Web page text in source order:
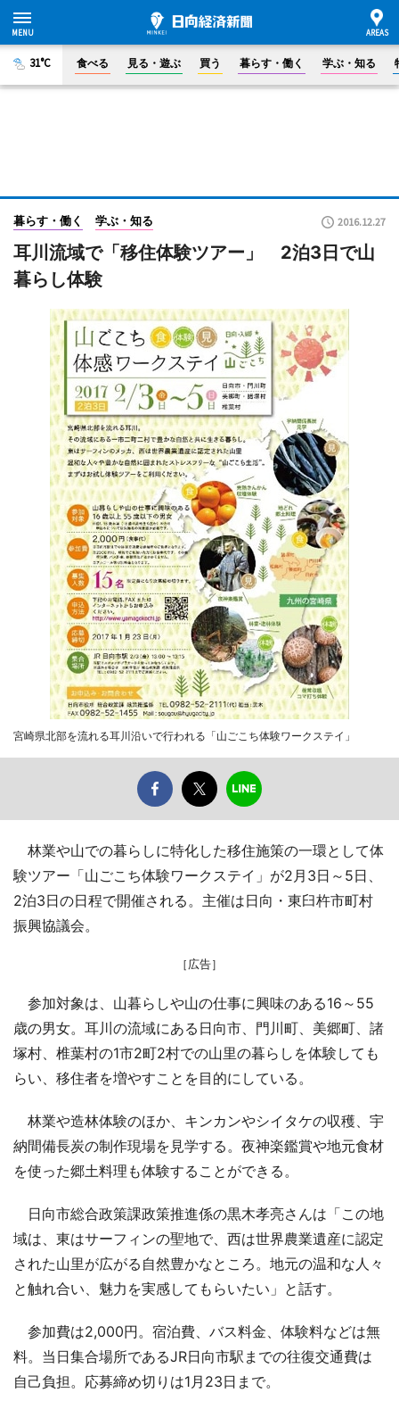
31°C 食べる 見る・遊ぶ 買う 暮らす・働く 学ぶ・知る
暮らす・働く 学ぶ・知る 2016.12.27
耳川流域で「移住体験ツアー」 2泊3日で山
暮らし体験
宮崎県北部を流れる耳川沿いで行われる「山ごこち体験ワークステイ」
林業や山での暮らしに特化した移住施策の一環として体
験ツアー「山ごこち体験ワークステイ」が2月3日～5日、
2泊3日の日程で開催される。主催は日向・東臼杵市町村
振興協議会。
［広告］
参加対象は、山暮らしや山の仕事に興味のある16～55
歳の男女。耳川の流域にある日向市、門川町、美郷町、諸
塚村、椎葉村の1市2町2村での山里の暮らしを体験しても
らい、移住者を増やすことを目的にしている。
林業や造林体験のほか、キンカンやシイタケの収穫、宇
納間備長炭の制作現場を見学する。夜神楽鑑賞や地元食材
を使った郷土料理も体験することができる。
日向市総合政策課政策推進係の黒木孝亮さんは「この地
域は、東はサーフィンの聖地で、西は世界農業遺産に認定
された山里が広がる自然豊かなところ。地元の温和な人々
と触れ合い、魅力を実感してもらいたい」と話す。
参加費は2,000円。宿泊費、バス料金、体験料などは無
料。当日集合場所であるJR日向市駅までの往復交通費は
自己負担。応募締め切りは1月23日まで。